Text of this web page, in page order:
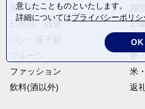
魚介類
日用品・雑貨
野
電
卵
ファッション
米
飲料(酒以外)
返
意したことものといたします。
詳細についてはプライバシーポリシ
OK